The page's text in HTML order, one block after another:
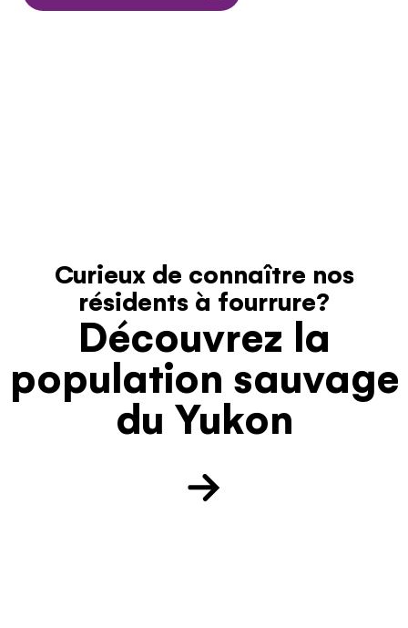
Curieux de connaître nos
résidents à fourrure?
Découvrez la
population sauvage
du Yukon